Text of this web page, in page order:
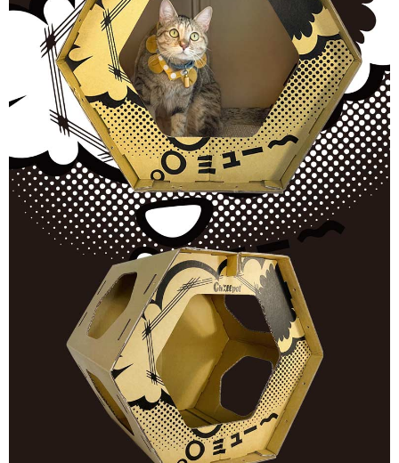
由本公司與您本人進行分期帳單所需資料之確認、核對及更正。
3.完整用戶服務條款，請詳閱以下連結：
https://oppay.tw/userRule
是否繳費成功／繳費後需取消欲退款等相關疑問，請聯繫「AFTEE先享後付
客戶支援中心」
https://netprotections.freshdesk.com/support/home
【注意事項】
１．透過由恩沛科技股份有限公司提供之「AFTEE先享後付」服務完成之交
易，需依本服務之必要範圍內提供個人資料，並將交易相關給付款項請求債
權轉讓予恩沛科技股份有限公司。
２．關於個人資料處理事宜，請瀏覽以下網址：
https://aftee.tw/terms/#terms3
３．未成年的使用者請事先徵得法定代理人或監護人之同意方可使用
「AFTEE先享後付」，若未經同意申辦者引起之損失，本公司不負相關責
任。
４．使用「AFTEE先享後付」時，將依據個別帳號之用戶狀況，依本公司即
時審查核予不同之上限額度；若仍有額度不足之情形，本公司將視審查結果
請求用戶進行身份認證。
５．嚴禁一人註冊多個帳號或使用他人資訊註冊。若發現惡意使用之情形，
恩沛科技股份有限公司將有權停止該用戶之使用額度並採取法律行動。